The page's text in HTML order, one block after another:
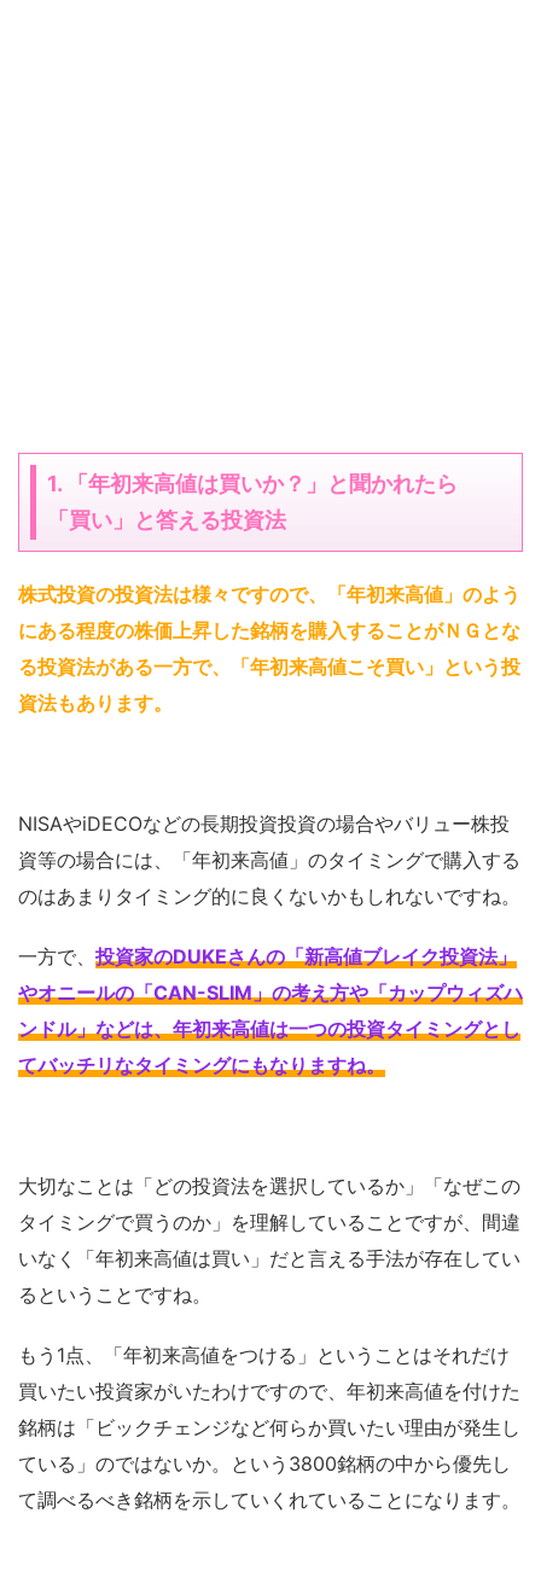
1. 「年初来高値は買いか？」と聞かれたら
「買い」と答える投資法
株式投資の投資法は様々ですので、「年初来高値」のよう
にある程度の株価上昇した銘柄を購入することがＮＧとな
る投資法がある一方で、「年初来高値こそ買い」という投
資法もあります。
NISAやiDECOなどの長期投資投資の場合やバリュー株投
資等の場合には、「年初来高値」のタイミングで購入する
のはあまりタイミング的に良くないかもしれないですね。
一方で、 投資家のDUKEさんの「新高値ブレイク投資法」
やオニールの「CAN-SLIM」の考え方や「カップウィズハ
ンドル」などは、年初来高値は一つの投資タイミングとし
てバッチリなタイミングにもなりますね。
大切なことは「どの投資法を選択しているか」「なぜこの
タイミングで買うのか」を理解していることですが、間違
いなく「年初来高値は買い」だと言える手法が存在してい
るということですね。
もう1点、「年初来高値をつける」ということはそれだけ
買いたい投資家がいたわけですので、年初来高値を付けた
銘柄は「ビックチェンジなど何らか買いたい理由が発生し
ている」のではないか。という3800銘柄の中から優先し
て調べるべき銘柄を示していくれていることになります。